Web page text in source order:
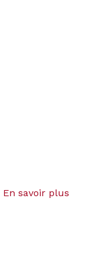
En savoir plus